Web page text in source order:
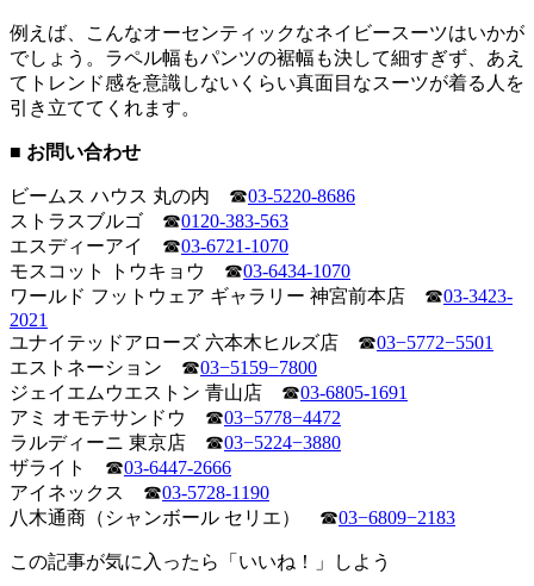
例えば、こんなオーセンティックなネイビースーツはいかが
でしょう。ラペル幅もパンツの裾幅も決して細すぎず、あえ
てトレンド感を意識しないくらい真面目なスーツが着る人を
引き立ててくれます。
■ お問い合わせ
ビームス ハウス 丸の内 ☎03-5220-8686
ストラスブルゴ ☎0120-383-563
エスディーアイ ☎03-6721-1070
モスコット トウキョウ ☎03-6434-1070
ワールド フットウェア ギャラリー 神宮前本店 ☎03-3423-
2021
ユナイテッドアローズ 六本木ヒルズ店 ☎03−5772−5501
エストネーション ☎03−5159−7800
ジェイエムウエストン 青山店 ☎03-6805-1691
アミ オモテサンドウ ☎03−5778−4472
ラルディーニ 東京店 ☎03−5224−3880
ザライト ☎03-6447-2666
アイネックス ☎03-5728-1190
八木通商（シャンボール セリエ） ☎03−6809−2183
この記事が気に入ったら「いいね！」しよう